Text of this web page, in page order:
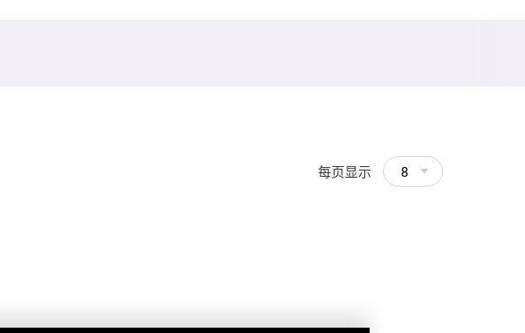
每页显示 8